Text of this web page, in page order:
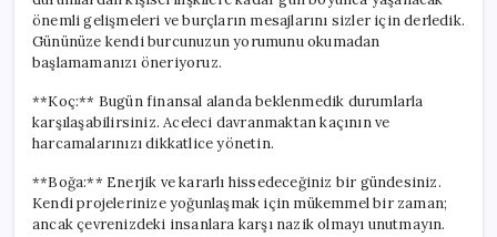
için
önemli gelişmeleri ve burçların mesajlarını sizler için derledik.
Gününüze kendi burcunuzun yorumunu okumadan
başlamamanızı öneriyoruz.
**Koç:** Bugün finansal alanda beklenmedik durumlarla
karşılaşabilirsiniz. Aceleci davranmaktan kaçının ve
harcamalarınızı dikkatlice yönetin.
**Boğa:** Enerjik ve kararlı hissedeceğiniz bir gündesiniz.
Kendi projelerinize yoğunlaşmak için mükemmel bir zaman;
ancak çevrenizdeki insanlara karşı nazik olmayı unutmayın.